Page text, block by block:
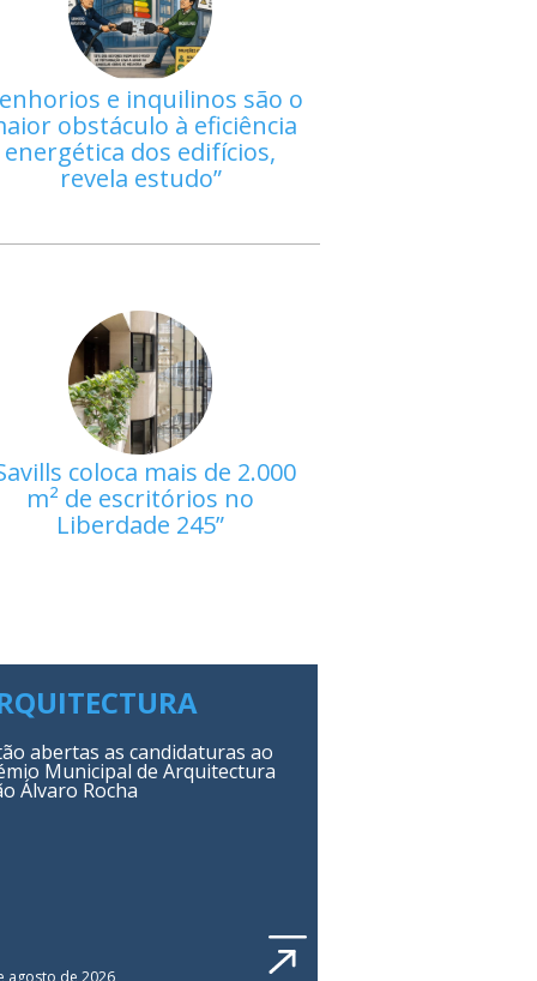
e inquilinos são o
obstáculo à eficiência
energética dos edifícios,
revela estudo
coloca mais de 2.000
m² de escritórios no
Liberdade 245
abertas as candidaturas ao
Municipal de Arquitectura
Álvaro Rocha